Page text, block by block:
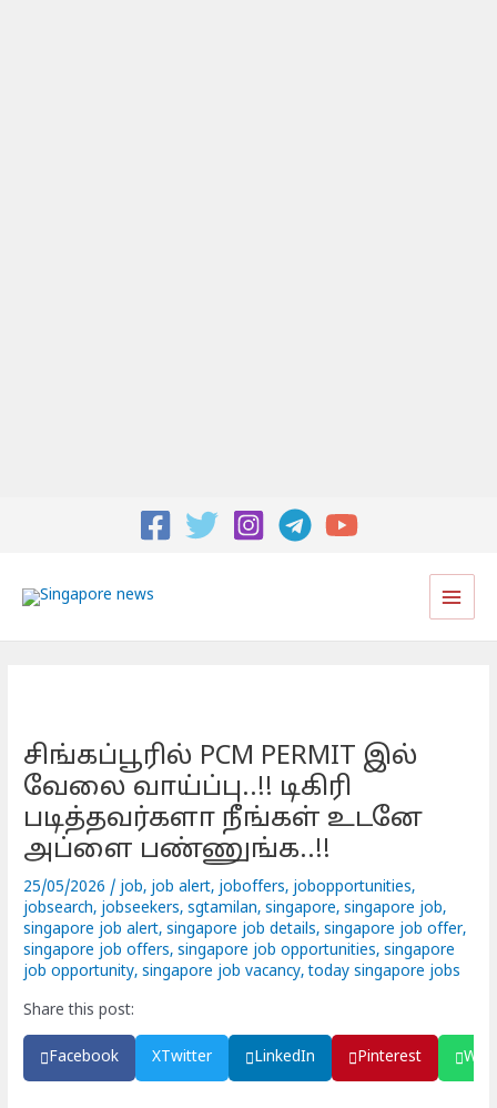
Main
சிங்கப்பூரில் PCM PERMIT இல்
வேலை வாய்ப்பு..!! டிகிரி
படித்தவர்களா நீங்கள் உடனே
அப்ளை பண்ணுங்க..!!
25/05/2026 / job, job alert, joboffers, jobopportunities,
jobsearch, jobseekers,sgtamilan,singapore,singapore job,
singapore job alert,singapore job details,singapore job offer,
singapore job offers,singapore job opportunities,singapore
job opportunity,singapore job vacancy,today singapore jobs
Share this post:
Facebook XTwitter LinkedIn Pinterest